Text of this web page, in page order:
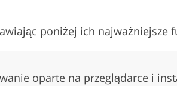
poniżej ich najważniejsze
oparte na przeglądarce i